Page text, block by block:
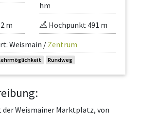
hm
m
Hochpunkt 491 m
Weismain / Zentrum
Rundweg
Weismainer Marktplatz, von